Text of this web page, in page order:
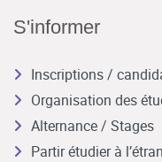
S'informer
Inscriptions /
Organisation des
Alternance / Stages
Partir étudier à